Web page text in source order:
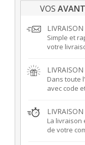
VOS
LIVRAISON
Simple et
votre
LIVRAISON
Dans toute
avec code
LIVRAISON
La livraison
de votre